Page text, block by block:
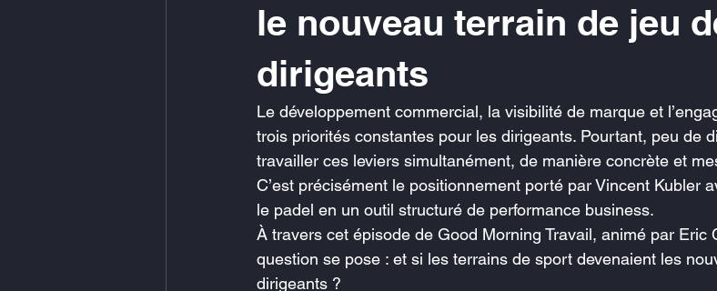
le nouveau terrain de jeu
dirigeants
Le développement commercial, la visibilité de marque et
trois priorités constantes pour les dirigeants. Pourtant, peu de
travailler ces leviers simultanément, de manière concrète et
C’est précisément le positionnement porté par Vincent Kubler
le padel en un outil structuré de performance business.
À travers cet épisode de Good Morning Travail, animé par Eric
question se pose : et si les terrains de sport devenaient les
dirigeants ?